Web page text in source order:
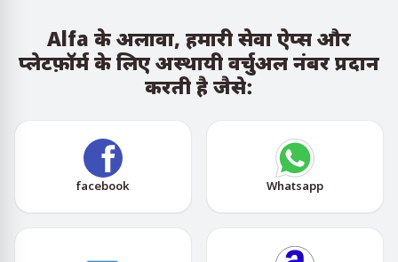
Alfa के अलावा, हमारी सेवा ऐप्स और
प्लेटफ़ॉर्म के लिए अस्थायी वर्चुअल नंबर प्रदान
करती है जैसे:
facebook Whatsapp